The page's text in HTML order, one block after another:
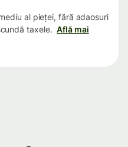
al pieței, fără adaosuri
taxele. Află mai